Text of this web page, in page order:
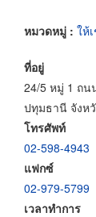
หมวดหมู่ : ให้
ที่อยู่
24/5 หมู่ 1 ถน
ปทุมธานี จังห
โทรศัพท์
02-598-4943
แฟกซ์
02-979-5799
เวลาทำการ